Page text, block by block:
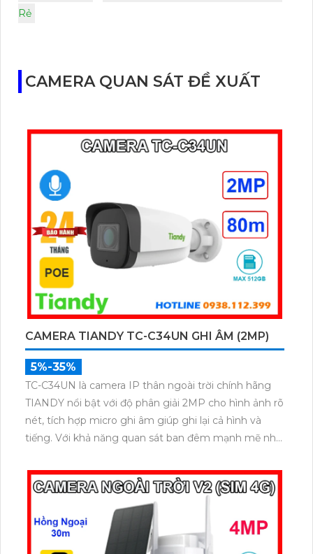
Rẻ
CAMERA QUAN SÁT ĐỀ XUẤT
CAMERA TIANDY TC-C34UN GHI ÂM (2MP)
5%-35%
TC-C34UN là camera IP thân ngoài trời chính hãng
TIANDY nổi bật với độ phân giải 2MP cho hình ảnh rõ
nét, tích hợp micro ghi âm giúp ghi lại cả hình và
tiếng. Với khả năng quan sát ban đêm mạnh mẽ nhờ
512GB và tiêu chuẩn chống bụi nước IP67, camera
hoạt động bền bỉ trong mọi điều kiện thời tiết tối ưu
cho giải pháp an ninh ngoài trời.